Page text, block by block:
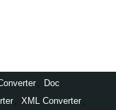
Doc
XML Converter